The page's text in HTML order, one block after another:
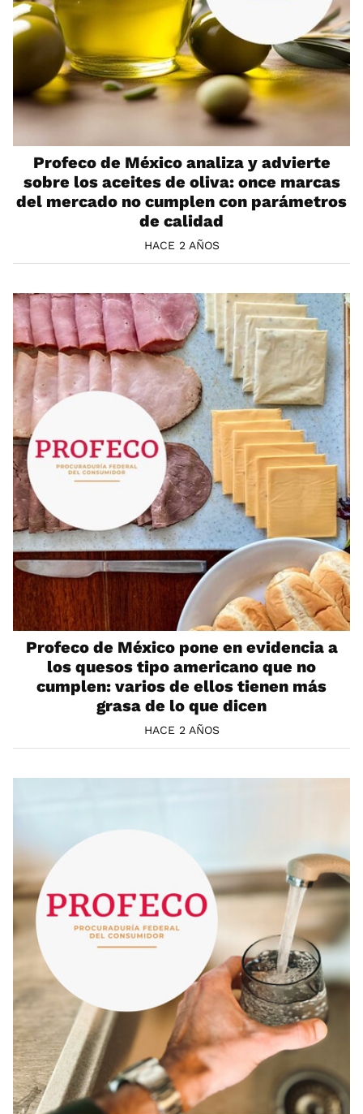
Profeco de México analiza y advierte
sobre los aceites de oliva: once marcas
del mercado no cumplen con parámetros
de calidad
HACE 2 AÑOS
Profeco de México pone en evidencia a
los quesos tipo americano que no
cumplen: varios de ellos tienen más
grasa de lo que dicen
HACE 2 AÑOS